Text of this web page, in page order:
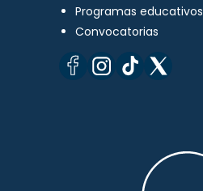
Programas educativos
Convocatorias